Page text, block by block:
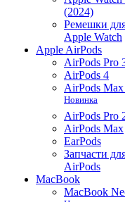
(2024)
Ремешки
Apple Watch
Apple AirPods
AirPods Pro
AirPods 4
AirPods Max
Новинка
AirPods Pro
AirPods Max
EarPods
Запчасти
AirPods
MacBook
MacBook